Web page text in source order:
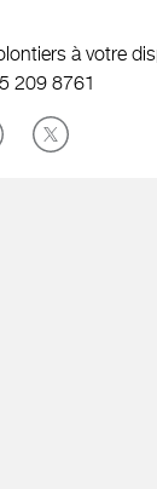
à votre
209 8761